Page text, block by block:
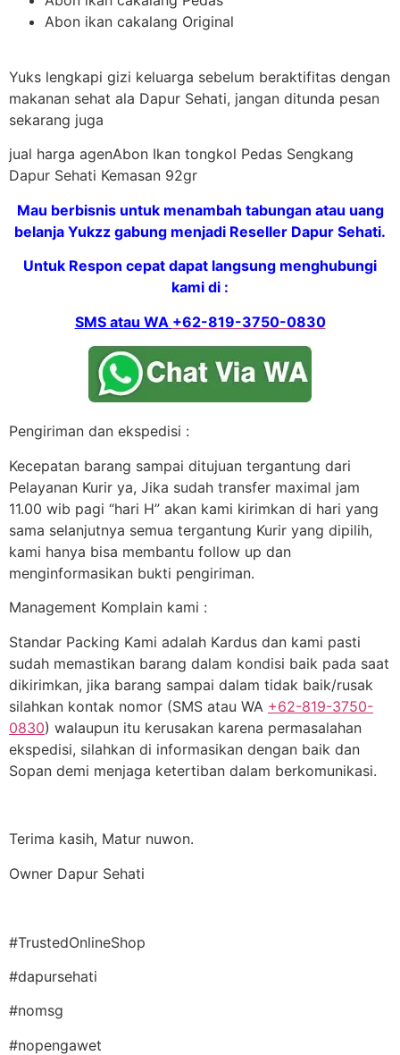
Abon ikan cakalang Original
Yuks lengkapi gizi keluarga sebelum beraktifitas dengan
makanan sehat ala Dapur Sehati, jangan ditunda pesan
sekarang juga
jual harga agenAbon Ikan tongkol Pedas Sengkang
Dapur Sehati Kemasan 92gr
Mau berbisnis untuk menambah tabungan atau uang
belanja Yukzz gabung menjadi Reseller Dapur Sehati.
Untuk Respon cepat dapat langsung menghubungi
kami di :
SMS atau WA +62-819-3750-0830
Pengiriman dan ekspedisi :
Kecepatan barang sampai ditujuan tergantung dari
Pelayanan Kurir ya, Jika sudah transfer maximal jam
11.00 wib pagi “hari H” akan kami kirimkan di hari yang
sama selanjutnya semua tergantung Kurir yang dipilih,
kami hanya bisa membantu follow up dan
menginformasikan bukti pengiriman.
Management Komplain kami :
Standar Packing Kami adalah Kardus dan kami pasti
sudah memastikan barang dalam kondisi baik pada saat
dikirimkan, jika barang sampai dalam tidak baik/rusak
silahkan kontak nomor (SMS atau WA +62-819-3750-
0830) walaupun itu kerusakan karena permasalahan
ekspedisi, silahkan di informasikan dengan baik dan
Sopan demi menjaga ketertiban dalam berkomunikasi.
Terima kasih, Matur nuwon.
Owner Dapur Sehati
#TrustedOnlineShop
#dapursehati
#nomsg
#nopengawet